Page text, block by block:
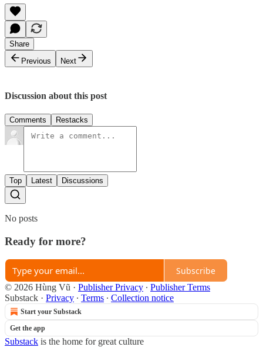
Share
Previous
Next
Discussion about this post
Comments Restacks
Top Latest Discussions
No posts
Ready for more?
Subscribe
© 2026 Hùng Vũ · Publisher Privacy ∙ Publisher Terms
Substack · Privacy ∙ Terms ∙ Collection notice
Start your Substack
Get the app
Substack is the home for great culture